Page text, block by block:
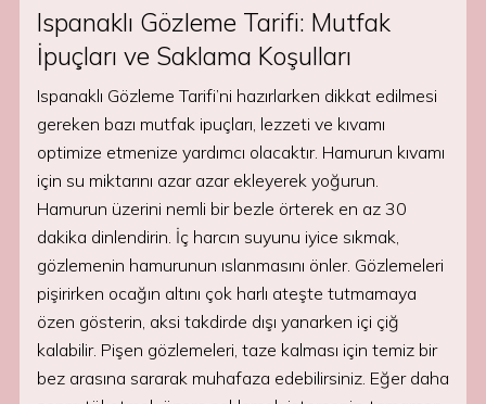
Ispanaklı Gözleme Tarifi: Mutfak
İpuçları ve Saklama Koşulları
Ispanaklı Gözleme Tarifi’ni hazırlarken dikkat edilmesi
gereken bazı mutfak ipuçları, lezzeti ve kıvamı
optimize etmenize yardımcı olacaktır. Hamurun kıvamı
için su miktarını azar azar ekleyerek yoğurun.
Hamurun üzerini nemli bir bezle örterek en az 30
dakika dinlendirin. İç harcın suyunu iyice sıkmak,
gözlemenin hamurunun ıslanmasını önler. Gözlemeleri
pişirirken ocağın altını çok harlı ateşte tutmamaya
özen gösterin, aksi takdirde dışı yanarken içi çiğ
kalabilir. Pişen gözlemeleri, taze kalması için temiz bir
bez arasına sararak muhafaza edebilirsiniz. Eğer daha